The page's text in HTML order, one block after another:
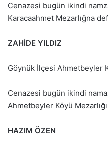
Cenazesi bugün ikindi
Karacaahmet Mezarlığna
ZAHİDE YILDIZ
Göynük İlçesi Ahmetbeyler
Cenazesi bugün ikindi
Ahmetbeyler Köyü
HAZIM ÖZEN